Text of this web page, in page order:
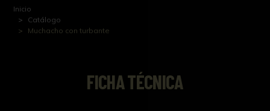
Inicio
Catálogo
Muchacho con turbante
FICHA TÉCNICA